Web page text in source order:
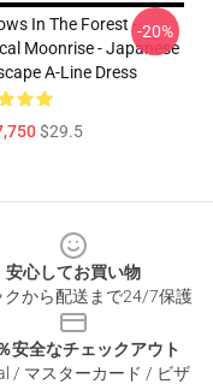
In The Forest -
Moonrise - Japanese
A-Line Dress
$29.5
-20%
安心してお買い物
クから配送まで24/7保護
安全なチェックアウト
/ マスターカード / ビザ